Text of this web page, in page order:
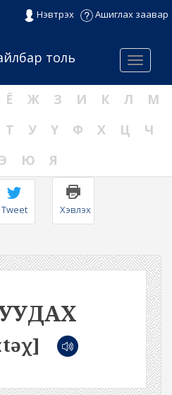
Нэвтрэх Ашиглах заавар
Menu
толь
Ё Ж З И К Л
М
Т У Ү Ф Х Ц
Ч
Э Ю Я
Tweet Хэвлэх